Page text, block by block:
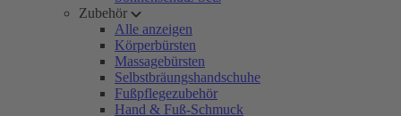
Zubehör
Alle anzeigen
Körperbürsten
Massagebürsten
Selbstbräungshandschuhe
Fußpflegezubehör
Hand & Fuß-Schmuck